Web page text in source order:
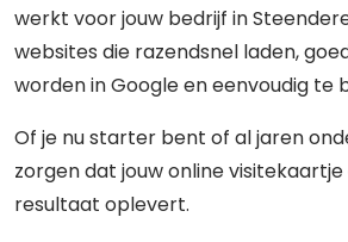
werkt voor jouw bedrijf in
websites die razendsnel laden,
worden in Google en eenvoudig te
Of je nu starter bent of al jaren
zorgen dat jouw online
resultaat oplevert.